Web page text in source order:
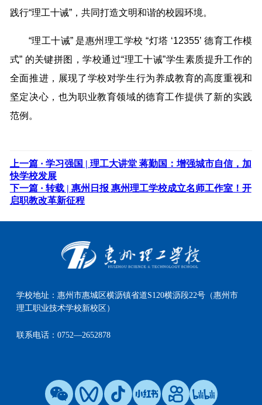
践行“理工十诫”，共同打造文明和谐的校园环境。
“理工十诫” 是惠州理工学校 “灯塔 ‘12355’ 德育工作模
式” 的关键拼图，学校通过“理工十诫”学生素质提升工作的
全面推进，展现了学校对学生行为养成教育的高度重视和
坚定决心，也为职业教育领域的德育工作提供了新的实践
范例。
上一篇 · 学习强国 | 理工大讲堂 蒋勤国：增强城市自信，加
快学校发展
下一篇 · 转载 | 惠州日报 惠州理工学校成立名师工作室！开
启职教改革新征程
学校地址：惠州市惠城区横沥镇省道S120横沥段22号（惠州市
理工职业技术学校新校区）
联系电话：0752—2652878